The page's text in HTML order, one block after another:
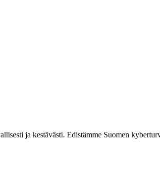
ja kestävästi. Edistämme Suomen